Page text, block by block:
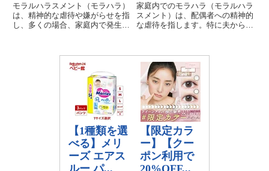
モラルハラスメント（モラハラ）
は、精神的な虐待や嫌がらせを指
し、多くの場合、家庭内で発生し
を及ぼします。その中でも「人に
厳しく自分に甘い」夫は、妻にと
って大きなストレスの源となり
家庭内でのモラハラ（モラルハラ
スメント）は、配偶者への精神的
な虐待を指します。特に夫から妻
夫の共通点について詳しく解説
し、理解を深めることを目的とし
ます。モラハラは言葉や態度で相
手...